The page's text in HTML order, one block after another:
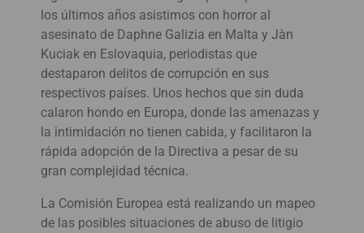
los últimos años asistimos con horror al
asesinato de Daphne Galizia en Malta y Jàn
Kuciak en Eslovaquia, periodistas que
destaparon delitos de corrupción en sus
respectivos países. Unos hechos que sin duda
calaron hondo en Europa, donde las amenazas y
la intimidación no tienen cabida, y facilitaron la
rápida adopción de la Directiva a pesar de su
gran complejidad técnica.
La Comisión Europea está realizando un mapeo
de las posibles situaciones de abuso de litigio